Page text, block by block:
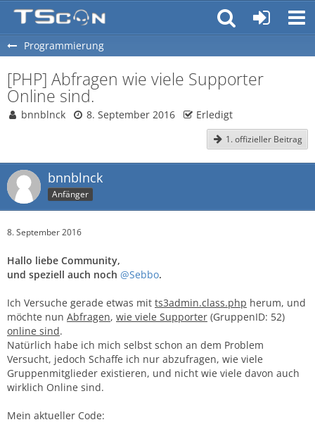
Programmierung
[PHP] Abfragen wie viele Supporter
Online sind.
bnnblnck 8. September 2016 Erledigt
1. offizieller Beitrag
bnnblnck
Anfänger
8. September 2016
Hallo liebe Community,
und speziell auch noch @Sebbo.
Ich Versuche gerade etwas mit ts3admin.class.php herum, und
möchte nun Abfragen, wie viele Supporter (GruppenID: 52)
online sind.
Natürlich habe ich mich selbst schon an dem Problem
Versucht, jedoch Schaffe ich nur abzufragen, wie viele
Gruppenmitglieder existieren, und nicht wie viele davon auch
wirklich Online sind.
Mein aktueller Code: